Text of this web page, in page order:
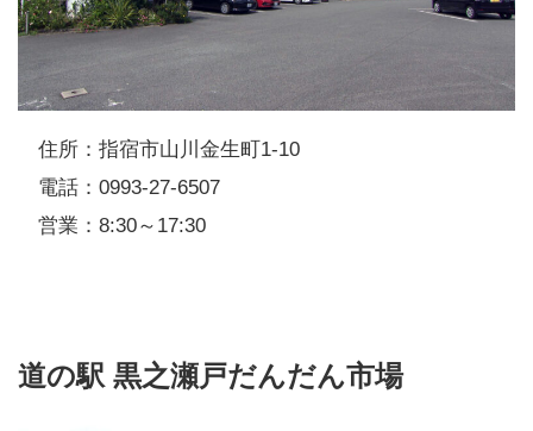
住所：指宿市山川金生町1-10
電話：0993-27-6507
営業：8:30～17:30
道の駅 黒之瀬戸だんだん市場